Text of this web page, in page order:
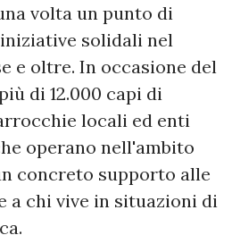
volta un punto di
solidali nel
e oltre. In occasione del
di 12.000 capi di
locali ed enti
operano nell'ambito
concreto supporto alle
a chi vive in situazioni di